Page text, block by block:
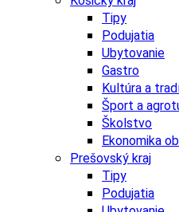
Tipy
Podujatia
Ubytovanie
Gastro
Kultúra a
Šport a
Školstvo
Ekonomika
Prešovský kraj
Tipy
Podujatia